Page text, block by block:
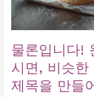
기
순
위
물론입니다!
시면, 비슷한
제목을 만들